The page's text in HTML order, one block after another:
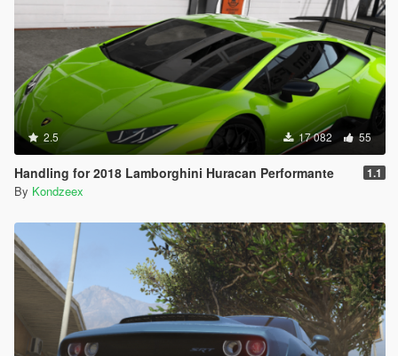
2.5 17 082 55
Handling for 2018 Lamborghini Huracan Performante 1.1
By Kondzeex